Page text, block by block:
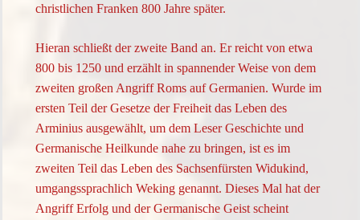
christlichen Franken 800 Jahre später.
Hieran schließt der zweite Band an. Er reicht von etwa
800 bis 1250 und erzählt in spannender Weise von dem
zweiten großen Angriff Roms auf Germanien. Wurde im
ersten Teil der Gesetze der Freiheit das Leben des
Arminius ausgewählt, um dem Leser Geschichte und
Germanische Heilkunde nahe zu bringen, ist es im
zweiten Teil das Leben des Sachsenfürsten Widukind,
umgangssprachlich Weking genannt. Dieses Mal hat der
Angriff Erfolg und der Germanische Geist scheint